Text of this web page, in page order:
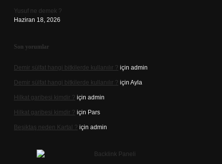
Yusuf ne demek ?
Haziran 18, 2026
Son yorumlar
Demir sülfat hangi bitkilerde kullanılır ? için admin
Demir sülfat hangi bitkilerde kullanılır ? için Ayla
Hilkat garibesi kimdir ? için admin
Hilkat garibesi kimdir ? için Pars
Beşiktaş neden Kartal ? için admin